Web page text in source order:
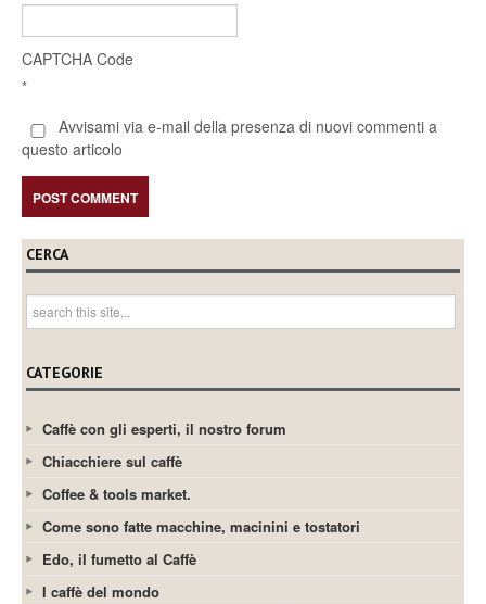
CAPTCHA Code
*
Avvisami via e-mail della presenza di nuovi commenti a
questo articolo
CERCA
CATEGORIE
Caffè con gli esperti, il nostro forum
Chiacchiere sul caffè
Coffee & tools market.
Come sono fatte macchine, macinini e tostatori
Edo, il fumetto al Caffè
I caffè del mondo